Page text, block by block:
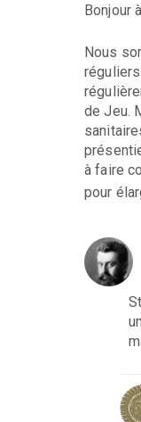
Bonjour
Nous
de Jeu.
à faire
pour